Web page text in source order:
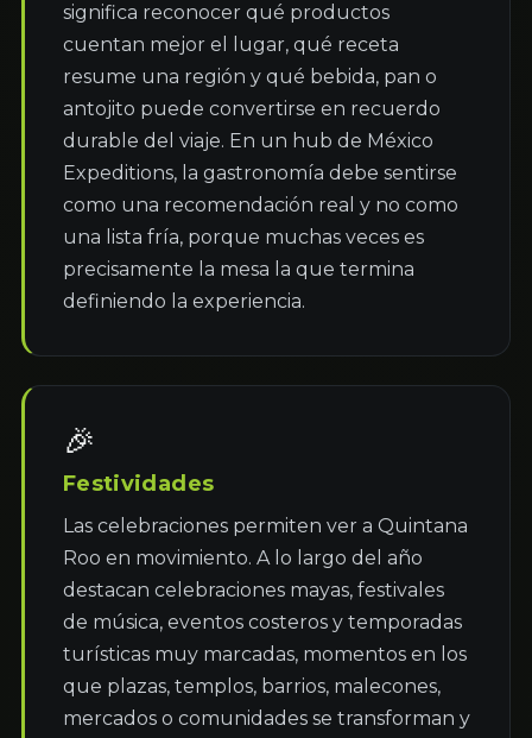
significa reconocer qué productos
cuentan mejor el lugar, qué receta
resume una región y qué bebida, pan o
antojito puede convertirse en recuerdo
durable del viaje. En un hub de México
Expeditions, la gastronomía debe sentirse
como una recomendación real y no como
una lista fría, porque muchas veces es
precisamente la mesa la que termina
definiendo la experiencia.
🎉
Festividades
Las celebraciones permiten ver a Quintana
Roo en movimiento. A lo largo del año
destacan celebraciones mayas, festivales
de música, eventos costeros y temporadas
turísticas muy marcadas, momentos en los
que plazas, templos, barrios, malecones,
mercados o comunidades se transforman y